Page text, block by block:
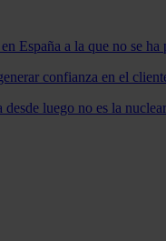
España a la que no se ha
confianza en el
luego no es la